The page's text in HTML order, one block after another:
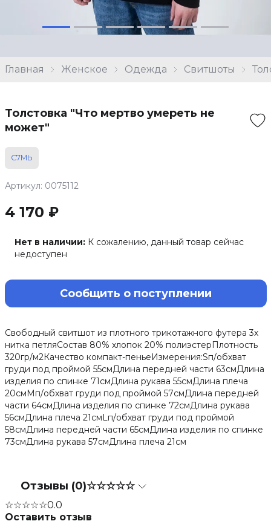
Главная Женское Одежда Свитшоты
Толстовка "Что мертво умереть не
может"
С7МЬ
Артикул: 0075112
4 170 ₽
Нет в наличии: К сожалению, данный товар сейчас
недоступен
Сообщить о поступлении
Свободный свитшот из плотного трикотажного футера 3х
нитка петляСостав 80% хлопок 20% полиэстерПлотность
320гр/м2Качество компакт-пеньеИзмерения:Sп/обхват
груди под проймой 55смДлина передней части 63смДлина
изделия по спинке 71смДлина рукава 55смДлина плеча
20смМп/обхват груди под проймой 57смДлина передней
части 64смДлина изделия по спинке 72смДлина рукава
56смДлина плеча 21смLп/обхват груди под проймой
58смДлина передней части 65смДлина изделия по спинке
73смДлина рукава 57смДлина плеча 21см
Отзывы (0)☆☆☆☆☆
☆☆☆☆☆0.0
Оставить отзыв